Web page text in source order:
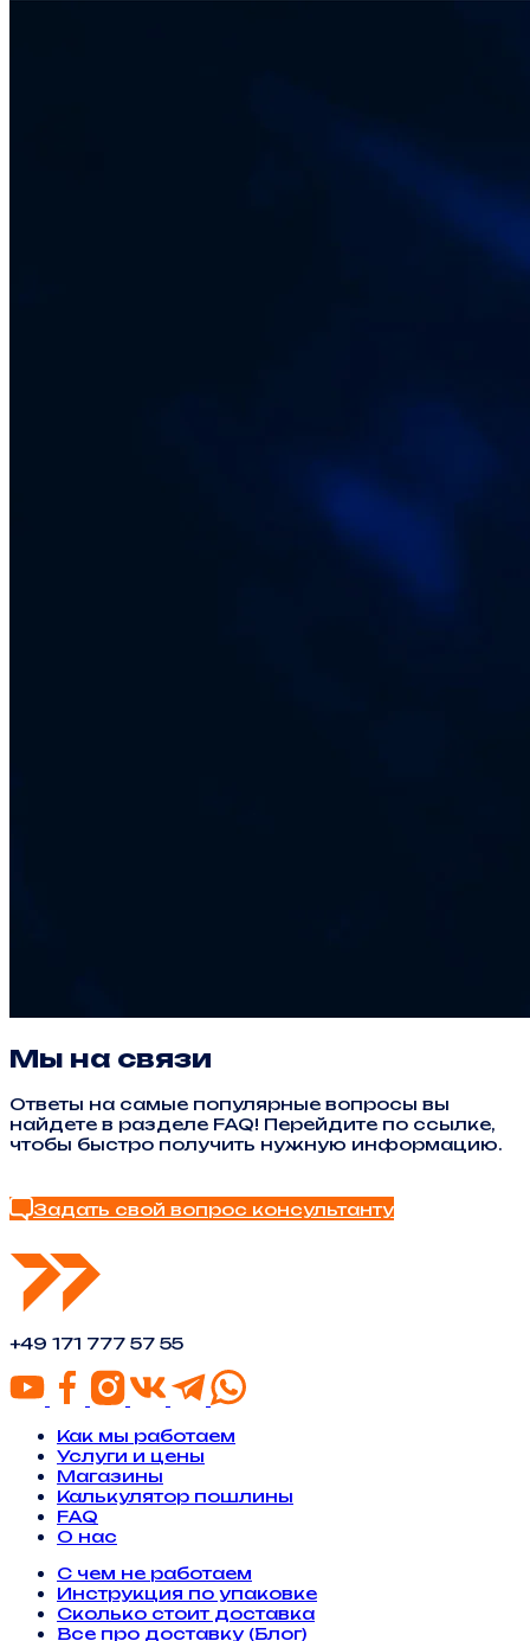
Мы на связи
Ответы на самые популярные вопросы вы
найдете в разделе FAQ! Перейдите по ссылке,
чтобы быстро получить нужную информацию.
Задать свой вопрос консультанту
+49 171 777 57 55
Как мы работаем
Услуги и цены
Магазины
Калькулятор пошлины
FAQ
О нас
С чем не работаем
Инструкция по упаковке
Сколько стоит доставка
Все про доставку (Блог)